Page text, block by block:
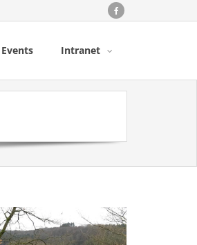
Events Intranet